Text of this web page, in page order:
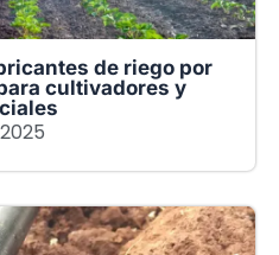
de riego por
cultivadores y